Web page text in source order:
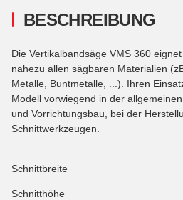
BESCHREIBUNG
Die Vertikalbandsäge VMS 360
nahezu allen sägbaren Materialien
Metalle, Buntmetalle, ...). Ihren
Modell vorwiegend in der
und Vorrichtungsbau, bei der
Schnittwerkzeugen.
Schnittbreite
Schnitthöhe